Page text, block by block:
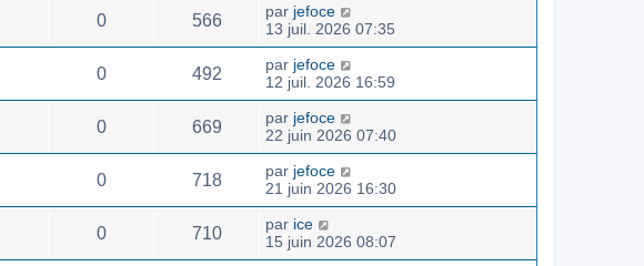
0 566 par jefoce
13 juil. 2026 07:35
0 492 par jefoce
12 juil. 2026 16:59
0 669 par jefoce
22 juin 2026 07:40
0 718 par jefoce
21 juin 2026 16:30
0 710 par ice
15 juin 2026 08:07